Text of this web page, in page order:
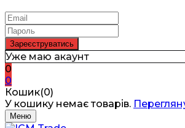
Уже маю акаунт
0
0
Кошик(0)
У кошику немає товарів.
Меню